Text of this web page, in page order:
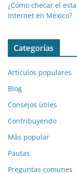
¿Cómo checar el
Internet en México?
Categorías
Articulos populares
Blog
Consejos útiles
Contribuyendo
Más popular
Pautas
Preguntas comunes